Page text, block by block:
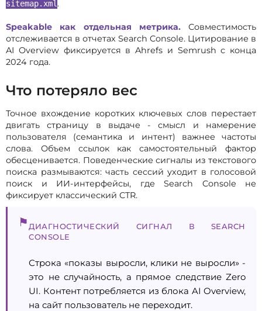
sitemap.xml.
Speakable как отдельная метрика.Совместимость
отслеживается в отчетах Search Console. Цитирование в
AI Overview фиксируется в Ahrefs и Semrush с конца
2024 года.
Что потеряло вес
Точное вхождение коротких ключевых слов перестает
двигать страницу в выдаче - смысл и намерение
пользователя (семантика и интент) важнее частоты
слова. Объем ссылок как самостоятельный фактор
обесценивается. Поведенческие сигналы из текстового
поиска размываются: часть сессий уходит в голосовой
поиск и ИИ-интерфейсы, где Search Console не
фиксирует классический CTR.
⚑ДИАГНОСТИЧЕСКИЙ СИГНАЛ В SEARCH
CONSOLE
Строка «показы выросли, клики не выросли» -
это не случайность, а прямое следствие Zero
UI. Контент потребляется из блока AI Overview,
на сайт пользователь не переходит.